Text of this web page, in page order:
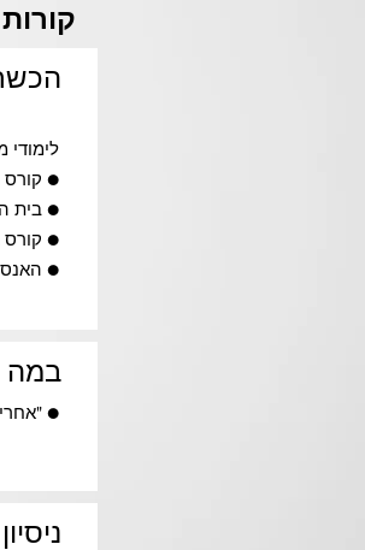
● קורס משחק מול
● בית
● קורס
●
במה
●